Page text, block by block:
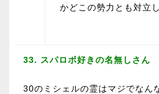
かどこの勢力とも対立
33. スパロボ好きの名無しさん
30のミシェルの霊はマジでなん